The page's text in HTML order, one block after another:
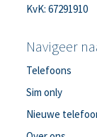
KvK: 67291910
Navigeer
Telefoons
Sim only
Nieuwe